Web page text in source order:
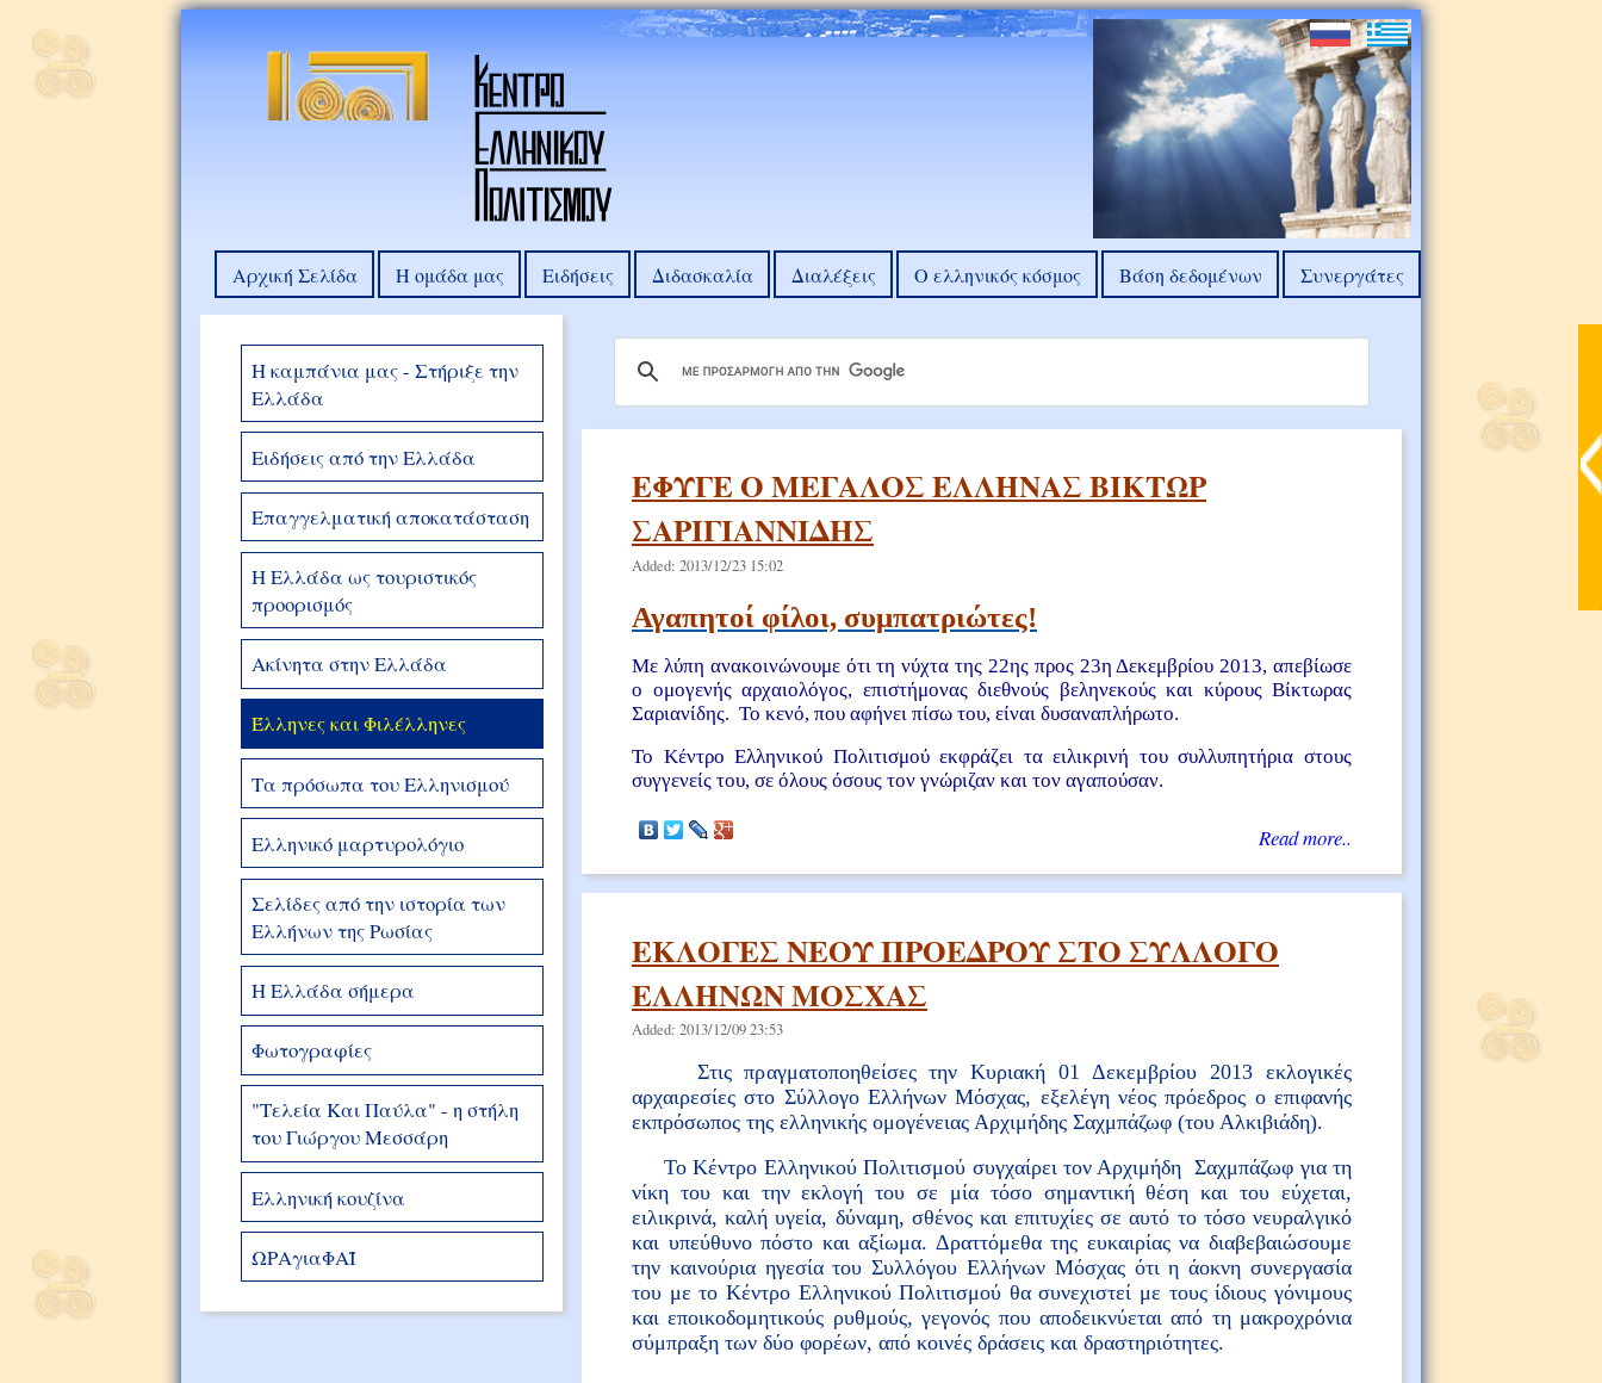
Αρχική Σελίδα Η ομάδα μας Ειδήσεις Διδασκαλία Διαλέξεις Ο ελληνικός κόσμος Βάση δεδομένων Συνεργάτες
Η καμπάνια μας - Στήριξε την
Ελλάδα
Ειδήσεις από την Ελλάδα
Επαγγελματική αποκατάσταση
Η Ελλάδα ως τουριστικός
προορισμός
Ακίνητα στην Ελλάδα
Έλληνες και Φιλέλληνες
Τα πρόσωπα του Ελληνισμού
Ελληνικό μαρτυρολόγιο
Σελίδες από την ιστορία των
Ελλήνων της Ρωσίας
Η Ελλάδα σήμερα
Φωτογραφίες
"Τελεία Και Παύλα" - η στήλη
του Γιώργου Μεσσάρη
Ελληνική κουζίνα
ΩΡΑγιαΦΑΪ
ΕΦΥΓΕ Ο ΜΕΓΑΛΟΣ ΕΛΛΗΝΑΣ ΒΙΚΤΩΡ
ΣΑΡΙΓΙΑΝΝΙΔΗΣ
Added: 2013/12/23 15:02
Αγαπητοί φίλοι, συμπατριώτες!
Με λύπη ανακοινώνουμε ότι τη νύχτα της 22ης προς 23η Δεκεμβρίου 2013, απεβίωσε
ο ομογενής αρχαιολόγος, επιστήμονας διεθνούς βεληνεκούς και κύρους Βίκτωρας
Σαριανίδης. Το κενό, που αφήνει πίσω του, είναι δυσαναπλήρωτο.
Το Κέντρο Ελληνικού Πολιτισμού εκφράζει τα ειλικρινή του συλλυπητήρια στους
συγγενείς του, σε όλους όσους τον γνώριζαν και τον αγαπούσαν.
Read more..
ΕΚΛΟΓΕΣ ΝΕΟΥ ΠΡΟΕΔΡΟΥ ΣΤΟ ΣΥΛΛΟΓΟ
ΕΛΛΗΝΩΝ ΜΟΣΧΑΣ
Added: 2013/12/09 23:53
Στις πραγματοποηθείσες την Κυριακή 01 Δεκεμβρίου 2013 εκλογικές
αρχαιρεσίες στο Σύλλογο Ελλήνων Μόσχας, εξελέγη νέος πρόεδρος ο επιφανής
εκπρόσωπος της ελληνικής ομογένειας Αρχιμήδης Σαχμπάζωφ (του Αλκιβιάδη).
Το Κέντρο Ελληνικού Πολιτισμού συγχαίρει τον Αρχιμήδη Σαχμπάζωφ για τη
νίκη του και την εκλογή του σε μία τόσο σημαντική θέση και του εύχεται,
ειλικρινά, καλή υγεία, δύναμη, σθένος και επιτυχίες σε αυτό το τόσο νευραλγικό
και υπεύθυνο πόστο και αξίωμα. Δραττόμεθα της ευκαιρίας να διαβεβαιώσουμε
την καινούρια ηγεσία του Συλλόγου Ελλήνων Μόσχας ότι η άοκνη συνεργασία
του με το Κέντρο Ελληνικού Πολιτισμού θα συνεχιστεί με τους ίδιους γόνιμους
και εποικοδομητικούς ρυθμούς, γεγονός που αποδεικνύεται από τη μακροχρόνια
σύμπραξη των δύο φορέων, από κοινές δράσεις και δραστηριότητες.